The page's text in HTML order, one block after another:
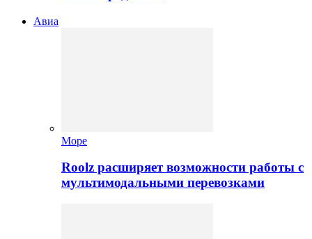
Авиа
Море
Roolz расширяет возможности работы с
мультимодальными перевозками